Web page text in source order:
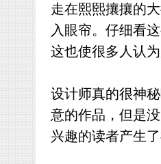
走在熙熙攘攘的
入眼帘。仔细看
这也使很多人认
设计师真的很神
意的作品，但是
兴趣的读者产生